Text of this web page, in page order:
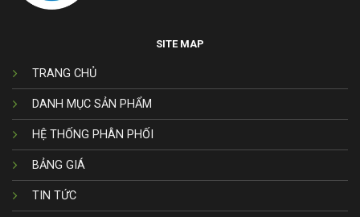
SITE MAP
TRANG CHỦ
DANH MỤC SẢN PHẨM
HỆ THỐNG PHÂN PHỐI
BẢNG GIÁ
TIN TỨC